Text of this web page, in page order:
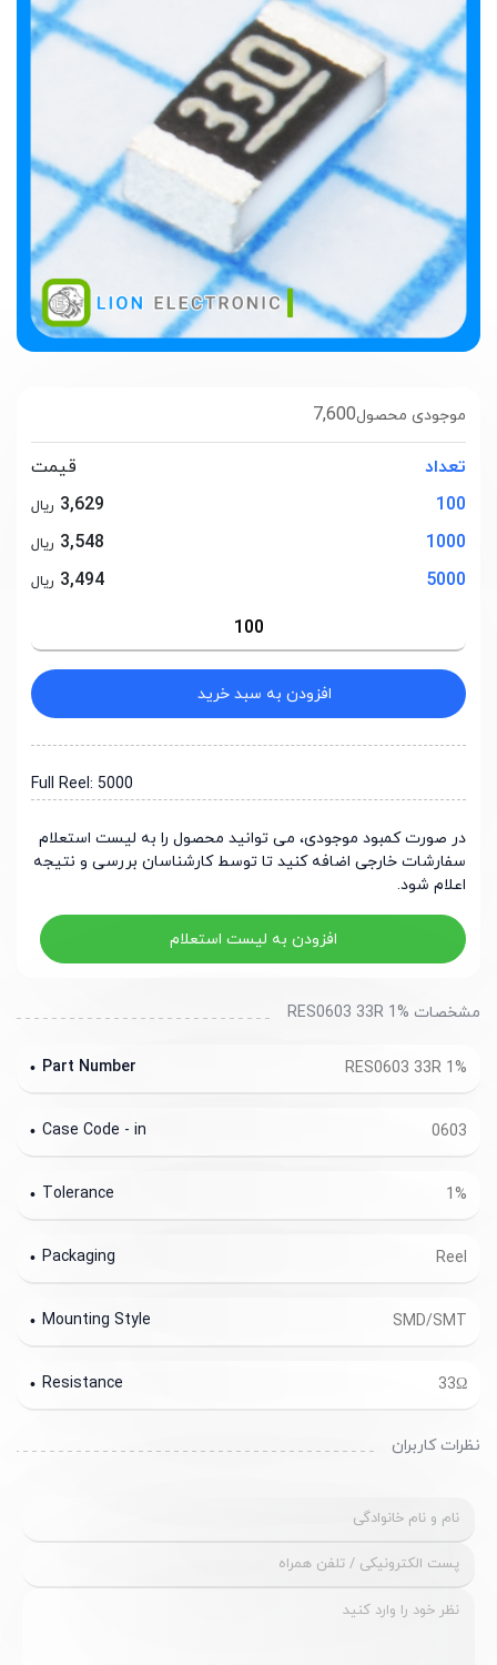
7,600موجودی محصول
تعداد
قیمت
100
3,629 ریال
1000
3,548 ریال
5000
3,494 ریال
افزودن به سبد خرید
Full Reel: 5000
در صورت کمبود موجودی، می توانید محصول را به لیست استعلام
سفارشات خارجی اضافه کنید تا توسط کارشناسان بررسی و نتیجه
اعلام شود.
افزودن به لیست استعلام
مشخصات RES0603 33R 1%
RES0603 33R 1%
Part Number
0603
Case Code - in
1%
Tolerance
Reel
Packaging
SMD/SMT
Mounting Style
33Ω
Resistance
نظرات کاربران